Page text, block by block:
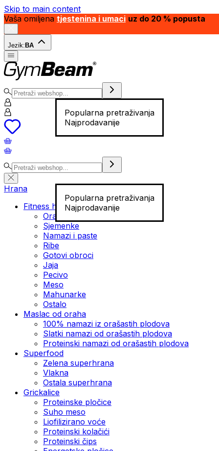
Skip to main content
Vaša omiljena tjestenina i umaci uz do 20 % popusta
Jezik: BA
Popularna pretraživanja
Najprodavanije
Popularna pretraživanja
Najprodavanije
Hrana
Fitness hrana
Orašasti plodovi
Sjemenke
Namazi i paste
Ribe
Gotovi obroci
Jaja
Pecivo
Meso
Mahunarke
Ostalo
Maslac od oraha
100% namazi iz orašastih plodova
Slatki namazi od orašastih plodova
Proteinski namazi od orašastih plodova
Superfood
Zelena superhrana
Vlakna
Ostala superhrana
Grickalice
Proteinske pločice
Suho meso
Liofilizirano voće
Proteinski kolačići
Proteinski čips